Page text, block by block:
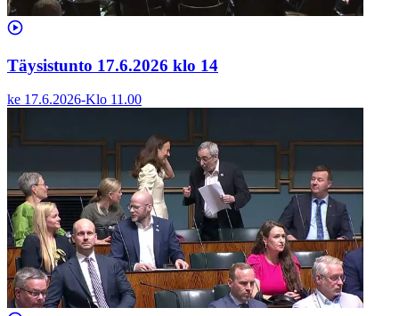
Täysistunto 17.6.2026 klo 14
ke 17.6.2026-Klo 11.00